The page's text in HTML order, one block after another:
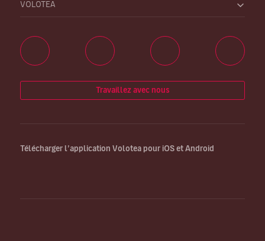
VOLOTEA
Travaillez avec nous
Télécharger l’application Volotea pour iOS et Android